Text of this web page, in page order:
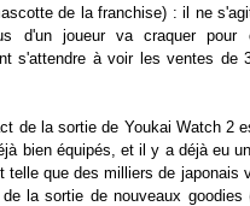
de la franchise) : il ne
d'un joueur va craquer
s'attendre à voir les ventes de
de la sortie de Youkai Watch 2
bien équipés, et il y a déjà eu
telle que des milliers de japonais
la sortie de nouveaux